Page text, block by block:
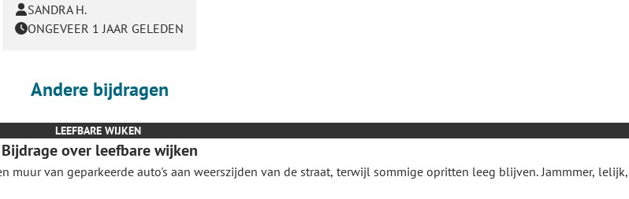
SANDRA H.
ONGEVEER 1 JAAR GELEDEN
Andere bijdragen
LEEFBARE WIJKEN
Bijdrage over leefbare wijken
muur van geparkeerde auto's aan weerszijden van de straat, terwijl sommige opritten leeg blijven. Jammmer, lelijk,